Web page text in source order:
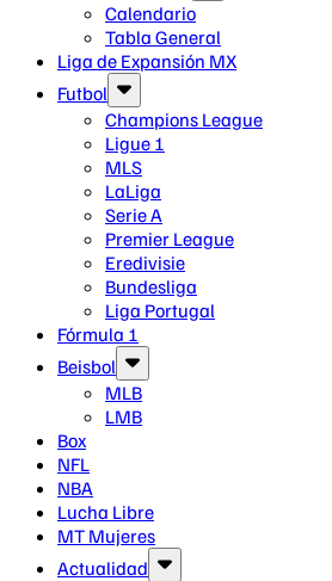
Calendario
Tabla General
Liga de Expansión MX
Futbol
Champions League
Ligue 1
MLS
LaLiga
Serie A
Premier League
Eredivisie
Bundesliga
Liga Portugal
Fórmula 1
Beisbol
MLB
LMB
Box
NFL
NBA
Lucha Libre
MT Mujeres
Actualidad